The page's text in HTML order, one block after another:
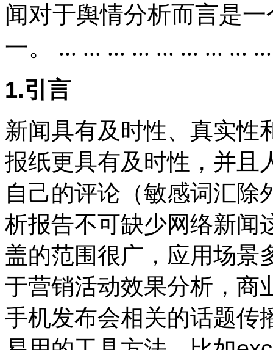
闻对于舆情分析而言是
一。 ... ... ... ... ... ... ... ... ...
1.引言
新闻具有及时性、真实性
报纸更具有及时性，并且
自己的评论（敏感词汇除
析报告不可缺少网络新闻
盖的范围很广，应用场景
于营销活动效果分析，商
手机发布会相关的话题传